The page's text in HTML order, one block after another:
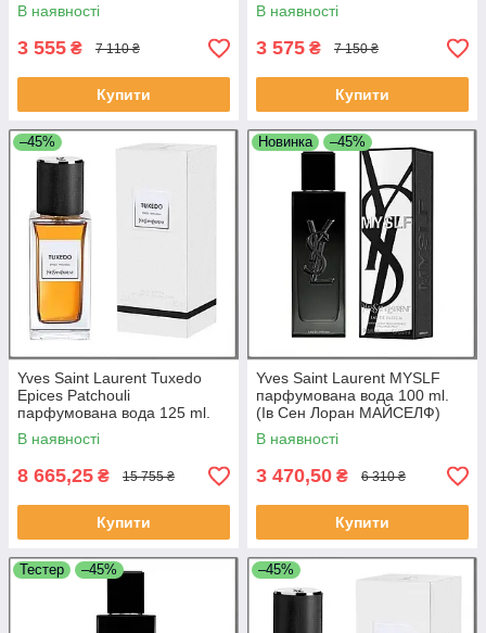
В наявності
3 555 ₴ 7 110 ₴
Купити
В наявності
3 575 ₴ 7 150 ₴
Купити
–45%
Yves Saint Laurent Tuxedo
Epices Patchouli
парфумована вода 125 ml.
(Ів Сен Лоран Такседо Епіс
Патчулі)
В наявності
8 665,25 ₴ 15 755 ₴
Купити
Новинка –45%
Yves Saint Laurent MYSLF
парфумована вода 100 ml.
(Ів Сен Лоран МАЙСЕЛФ)
В наявності
3 470,50 ₴ 6 310 ₴
Купити
Тестер –45% –45%